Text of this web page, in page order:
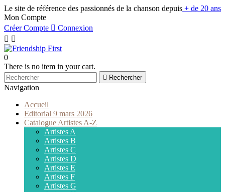
Le site de référence des passionnés de la chanson depuis + de 20 ans
Mon Compte
Créer Compte  Connexion
 
0
There is no item in your cart.
 Rechercher
Navigation
Accueil
Editorial 9 mars 2026
Catalogue Artistes A-Z
Artistes A
Artistes B
Artistes C
Artistes D
Artistes E
Artistes F
Artistes G